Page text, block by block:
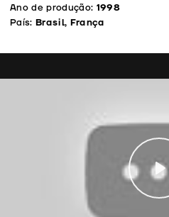
Ano de produção: 1998
País: Brasil, França